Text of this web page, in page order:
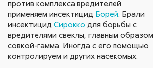
против комплекса вредителей
применяем инсектицид Борей. Брали
инсектицидСирокко для борьбы с
вредителями свеклы, главным образом
совкой-гамма. Иногда с его помощью
контролируем и других насекомых.